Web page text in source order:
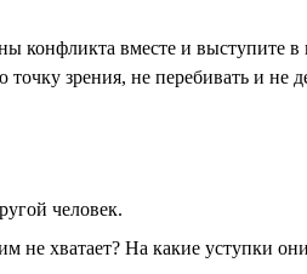
вместе и выступите
зрения, не перебивать и не
человек.
не хватает? На какие уступки